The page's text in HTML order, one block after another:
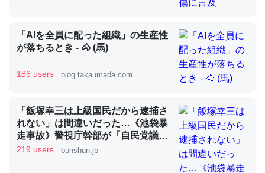
昆虫ってカルシウム少ないのか。知らんかった。調べたら
コオロギのカルシウム分はエビの600分の1程度。
─ニュース :: 【研究発表】昆虫学の大問題＝「昆虫はなぜ海にいな
論文では「淡水はカルシウムも酸素も不足してて両方に不
「AIを全員に配った組織」の生産性
が落ちるとき - 🐴 (馬)
186 users blog.takaumada.com
「飯塚幸三は上級国民だから逮捕さ
れない」は間違いだった…《池袋暴
走事故》警視庁幹部が「自民党議
員」に呼び出されても逮捕を見送っ
219 users bunshun.jp